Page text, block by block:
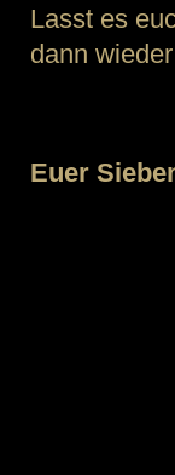
Lasst es
dann
Euer